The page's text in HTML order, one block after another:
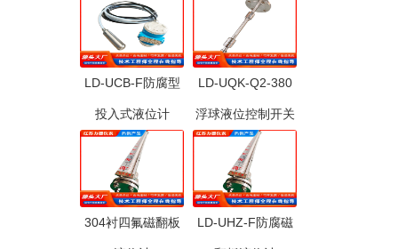
LD-UCB-F防腐型
投入式液位计
LD-UQK-Q2-380
浮球液位控制开关
304衬四氟磁翻板 LD-UHZ-F防腐磁